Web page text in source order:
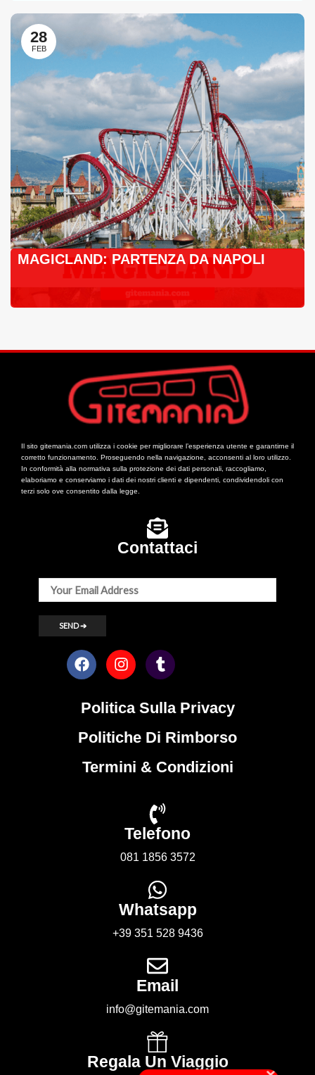
28
FEB
MAGICLAND: PARTENZA DA NAPOLI
Il sito gitemania.com utilizza i cookie per migliorare l’esperienza utente e garantirne il
corretto funzionamento. Proseguendo nella navigazione, acconsenti al loro utilizzo.
In conformità alla normativa sulla protezione dei dati personali, raccogliamo,
elaboriamo e conserviamo i dati dei nostri clienti e dipendenti, condividendoli con
terzi solo ove consentito dalla legge.
Contattaci
Politica Sulla Privacy
Politiche Di Rimborso
Termini & Condizioni
Telefono
081 1856 3572
Whatsapp
+39 351 528 9436
Email
info@gitemania.com
Regala Un Viaggio